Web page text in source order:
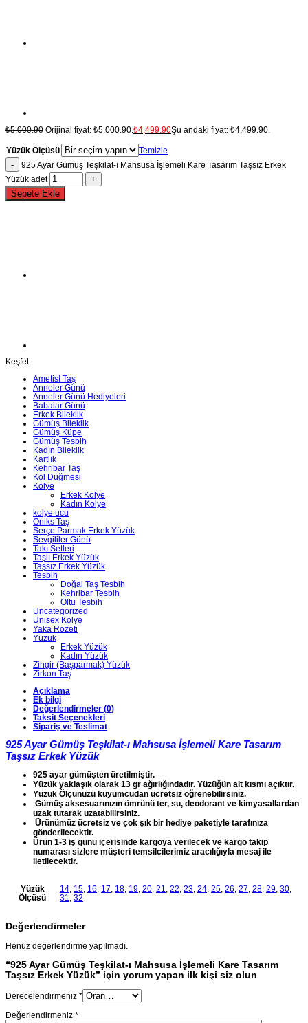
₺5,000.90 Orijinal fiyat: ₺5,000.90. ₺4,499.90Şu andaki fiyat: ₺4,499.90.
Yüzük Ölçüsü
Temizle
925 Ayar Gümüş Teşkilat-ı Mahsusa İşlemeli Kare Tasarım Taşsız Erkek
Yüzük adet
Sepete Ekle
Keşfet
Ametist Taş
Anneler Günü
Anneler Günü Hediyeleri
Babalar Günü
Erkek Bileklik
Gümüş Bileklik
Gümüş Küpe
Gümüş Tesbih
Kadın Bileklik
Kartlık
Kehribar Taş
Kol Düğmesi
Kolye
Erkek Kolye
Kadın Kolye
kolye ucu
Oniks Taş
Serçe Parmak Erkek Yüzük
Sevgililer Günü
Takı Setleri
Taşlı Erkek Yüzük
Taşsız Erkek Yüzük
Tesbih
Doğal Taş Tesbih
Kehribar Tesbih
Oltu Tesbih
Uncategorized
Unisex Kolye
Yaka Rozeti
Yüzük
Erkek Yüzük
Kadın Yüzük
Zihgir (Başparmak) Yüzük
Zirkon Taş
Açıklama
Ek bilgi
Değerlendirmeler (0)
Taksit Seçenekleri
Sipariş ve Teslimat
925 Ayar Gümüş Teşkilat-ı Mahsusa İşlemeli Kare Tasarım
Taşsız Erkek Yüzük
925 ayar gümüşten üretilmiştir.
Yüzük yaklaşık olarak 13 gr ağırlığındadır. Yüzüğün alt kısmı açıktır.
Yüzük Ölçünüzü kuyumcudan ücretsiz öğrenebilirsiniz.
Gümüş aksesuarınızın ömrünü ter, su, deodorant ve kimyasallardan
uzak tutarak uzatabilirsiniz.
Ürünümüz ücretsiz ve çok şık bir hediye paketiyle tarafınıza
gönderilecektir.
Ürün 1-3 iş günü içerisinde kargoya verilecek ve kargo takip
numarası sizlere müşteri temsilcilerimiz aracılığıyla mesaj ile
iletilecektir.
Yüzük
Ölçüsü
14 15 16 17 18 19 20 21 22 23 24 25 26 27 28 29 30
31
32
Değerlendirmeler
Henüz değerlendirme yapılmadı.
“925 Ayar Gümüş Teşkilat-ı Mahsusa İşlemeli Kare Tasarım
Taşsız Erkek Yüzük” için yorum yapan ilk kişi siz olun
Derecelendirmeniz *
Değerlendirmeniz *